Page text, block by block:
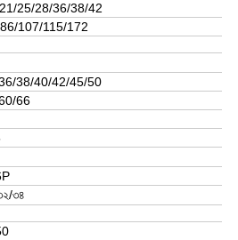
25/28/36/38/42
107/115/172
38/40/42/45/50
66
৩৪